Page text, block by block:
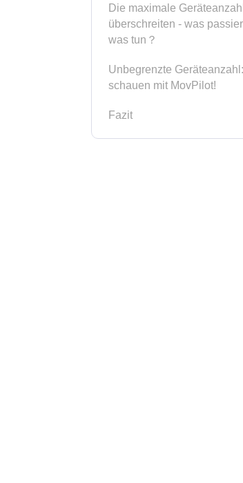
Die maximale Geräteanzahl
überschreiten - was
was tun？
Unbegrenzte
schauen mit MovPilot!
Fazit